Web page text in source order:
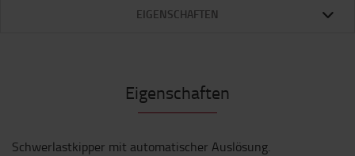
EIGENSCHAFTEN
Eigenschaften
Schwerlastkipper mit automatischer Auslösung.